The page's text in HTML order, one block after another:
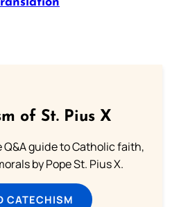
of St. Pius X
Q&A guide to Catholic faith,
by Pope St. Pius X.
CATECHISM